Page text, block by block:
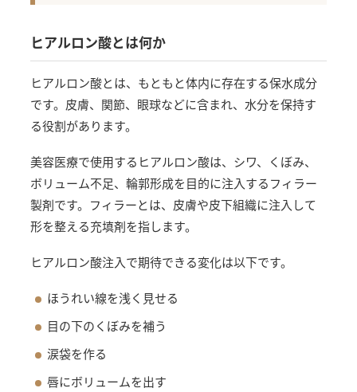
ヒアルロン酸とは何か
ヒアルロン酸とは、もともと体内に存在する保水成分
です。皮膚、関節、眼球などに含まれ、水分を保持す
る役割があります。
美容医療で使用するヒアルロン酸は、シワ、くぼみ、
ボリューム不足、輪郭形成を目的に注入するフィラー
製剤です。フィラーとは、皮膚や皮下組織に注入して
形を整える充填剤を指します。
ヒアルロン酸注入で期待できる変化は以下です。
ほうれい線を浅く見せる
目の下のくぼみを補う
涙袋を作る
唇にボリュームを出す